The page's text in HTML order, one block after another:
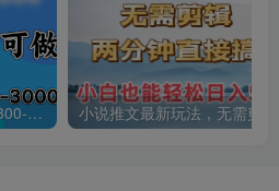
网创项目，刚上手日收益300-500左右，熟悉后日收益1500-3000